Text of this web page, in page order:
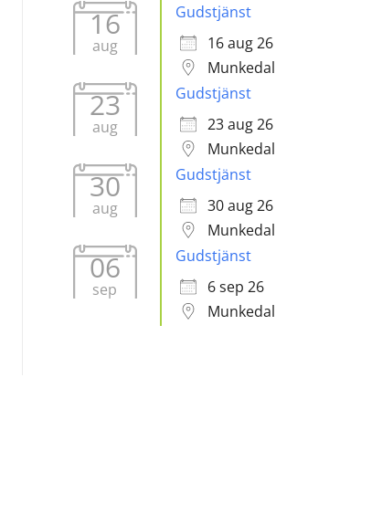
16
aug
Gudstjänst
16 aug 26
Munkedal
23
aug
Gudstjänst
23 aug 26
Munkedal
30
aug
Gudstjänst
30 aug 26
Munkedal
06
sep
Gudstjänst
6 sep 26
Munkedal